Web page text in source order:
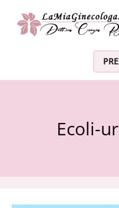
Vai al contenuto
Ecoli-